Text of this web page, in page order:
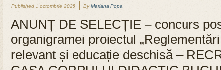
Published 1 octombrie 2025 By Mariana Popa
ANUNȚ DE SELECȚIE – concurs
organigramei proiectul
relevant și educație deschisă –